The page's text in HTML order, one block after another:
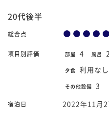
20代後半
総合点
項目別評価 部屋 4 風呂 2
夕食 利用なし
その他設備 3
宿泊日 2022年11月